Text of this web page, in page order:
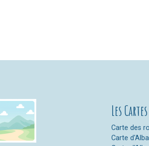
Les Cartes
Carte des
Carte